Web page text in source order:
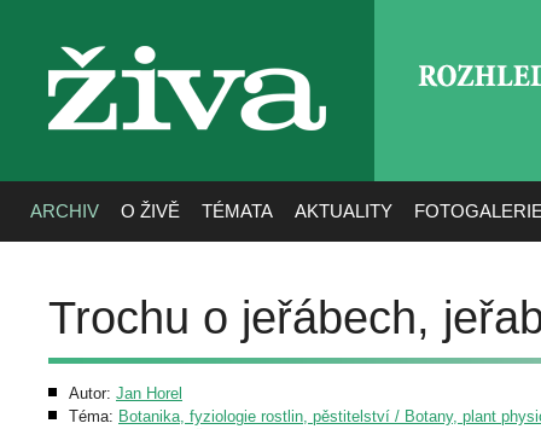
živa
ARCHIV O ŽIVĚ TÉMATA AKTUALITY
Trochu o jeřábech,
Autor: Jan Horel
Téma: Botanika, fyziologie rostlin, pěstitelství / Botany, plant